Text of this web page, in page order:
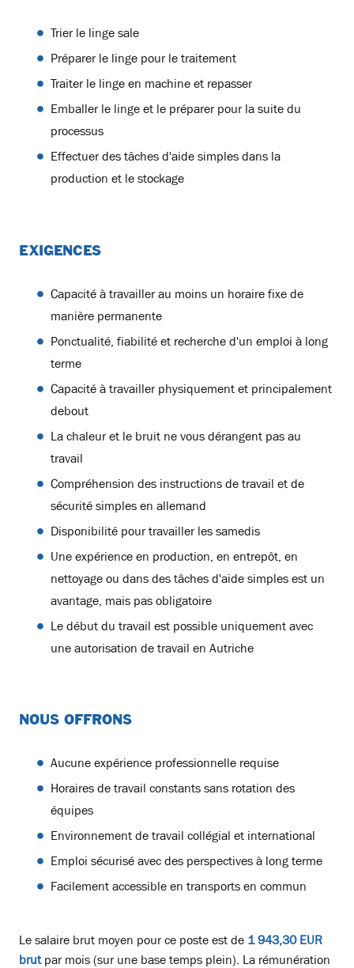
Trier le linge sale
Préparer le linge pour le traitement
Traiter le linge en machine et repasser
Emballer le linge et le préparer pour la suite du
processus
Effectuer des tâches d'aide simples dans la
production et le stockage
EXIGENCES
Capacité à travailler au moins un horaire fixe de
manière permanente
Ponctualité, fiabilité et recherche d'un emploi à long
terme
Capacité à travailler physiquement et principalement
debout
La chaleur et le bruit ne vous dérangent pas au
travail
Compréhension des instructions de travail et de
sécurité simples en allemand
Disponibilité pour travailler les samedis
Une expérience en production, en entrepôt, en
nettoyage ou dans des tâches d'aide simples est un
avantage, mais pas obligatoire
Le début du travail est possible uniquement avec
une autorisation de travail en Autriche
NOUS OFFRONS
Aucune expérience professionnelle requise
Horaires de travail constants sans rotation des
équipes
Environnement de travail collégial et international
Emploi sécurisé avec des perspectives à long terme
Facilement accessible en transports en commun
Le salaire brut moyen pour ce poste est de 1 943,30 EUR
brut par mois (sur une base temps plein). La rémunération